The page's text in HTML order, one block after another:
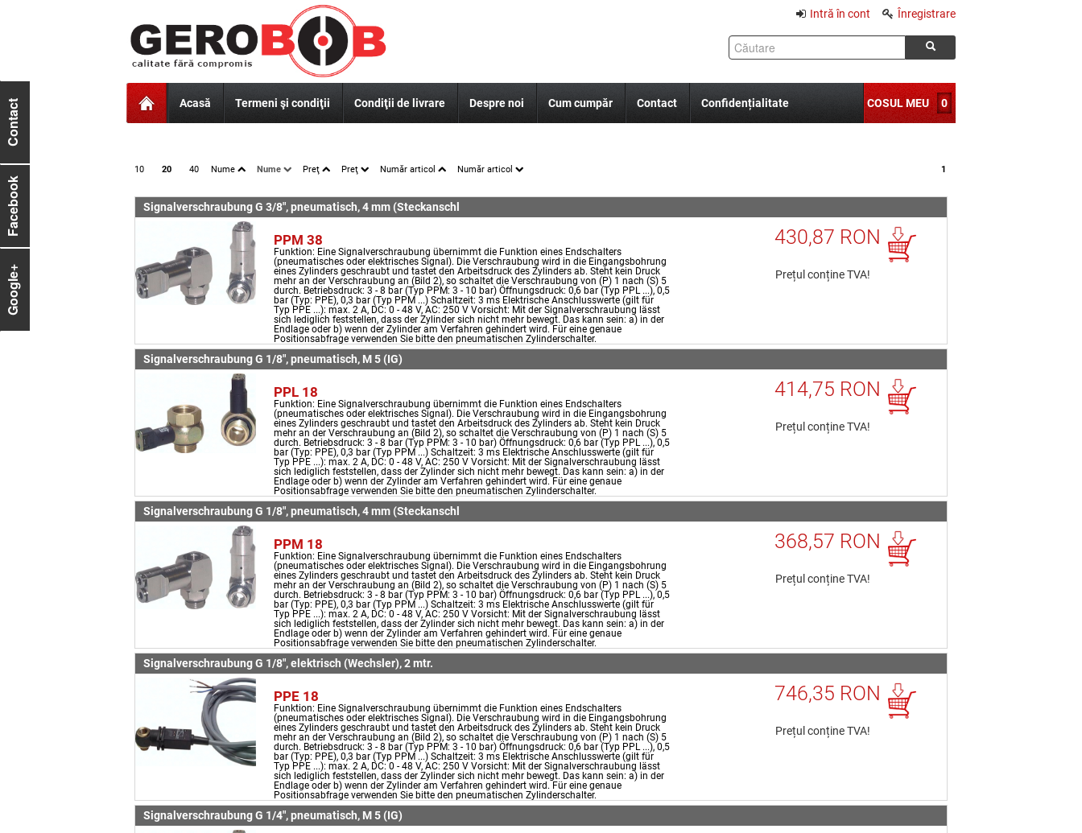
Înregistrare
Intră în cont
Acasă Termeni şi condiţii Condiţii de livrare Despre noi Cum cumpăr Contact Confidențialitate COSUL MEU 0
Contact
Facebook
Google+
1
10 20 40 Nume Nume Preţ Preţ Număr articol Număr articol
Signalverschraubung G 3/8", pneumatisch, 4 mm (Steckanschl
PPM 38
Funktion: Eine Signalverschraubung übernimmt die Funktion eines Endschalters
(pneumatisches oder elektrisches Signal). Die Verschraubung wird in die Eingangsbohrung
eines Zylinders geschraubt und tastet den Arbeitsdruck des Zylinders ab. Steht kein Druck
mehr an der Verschraubung an (Bild 2), so schaltet die Verschraubung von (P) 1 nach (S) 5
durch. Betriebsdruck: 3 - 8 bar (Typ PPM: 3 - 10 bar) Öffnungsdruck: 0,6 bar (Typ PPL ...), 0,5
bar (Typ: PPE), 0,3 bar (Typ PPM ...) Schaltzeit: 3 ms Elektrische Anschlusswerte (gilt für
Typ PPE ...): max. 2 A, DC: 0 - 48 V, AC: 250 V Vorsicht: Mit der Signalverschraubung lässt
sich lediglich feststellen, dass der Zylinder sich nicht mehr bewegt. Das kann sein: a) in der
Endlage oder b) wenn der Zylinder am Verfahren gehindert wird. Für eine genaue
Positionsabfrage verwenden Sie bitte den pneumatischen Zylinderschalter.
430,87 RON
Prețul conține TVA!
Signalverschraubung G 1/8", pneumatisch, M 5 (IG)
PPL 18
Funktion: Eine Signalverschraubung übernimmt die Funktion eines Endschalters
(pneumatisches oder elektrisches Signal). Die Verschraubung wird in die Eingangsbohrung
eines Zylinders geschraubt und tastet den Arbeitsdruck des Zylinders ab. Steht kein Druck
mehr an der Verschraubung an (Bild 2), so schaltet die Verschraubung von (P) 1 nach (S) 5
durch. Betriebsdruck: 3 - 8 bar (Typ PPM: 3 - 10 bar) Öffnungsdruck: 0,6 bar (Typ PPL ...), 0,5
bar (Typ: PPE), 0,3 bar (Typ PPM ...) Schaltzeit: 3 ms Elektrische Anschlusswerte (gilt für
Typ PPE ...): max. 2 A, DC: 0 - 48 V, AC: 250 V Vorsicht: Mit der Signalverschraubung lässt
sich lediglich feststellen, dass der Zylinder sich nicht mehr bewegt. Das kann sein: a) in der
Endlage oder b) wenn der Zylinder am Verfahren gehindert wird. Für eine genaue
Positionsabfrage verwenden Sie bitte den pneumatischen Zylinderschalter.
414,75 RON
Prețul conține TVA!
Signalverschraubung G 1/8", pneumatisch, 4 mm (Steckanschl
PPM 18
Funktion: Eine Signalverschraubung übernimmt die Funktion eines Endschalters
(pneumatisches oder elektrisches Signal). Die Verschraubung wird in die Eingangsbohrung
eines Zylinders geschraubt und tastet den Arbeitsdruck des Zylinders ab. Steht kein Druck
mehr an der Verschraubung an (Bild 2), so schaltet die Verschraubung von (P) 1 nach (S) 5
durch. Betriebsdruck: 3 - 8 bar (Typ PPM: 3 - 10 bar) Öffnungsdruck: 0,6 bar (Typ PPL ...), 0,5
bar (Typ: PPE), 0,3 bar (Typ PPM ...) Schaltzeit: 3 ms Elektrische Anschlusswerte (gilt für
Typ PPE ...): max. 2 A, DC: 0 - 48 V, AC: 250 V Vorsicht: Mit der Signalverschraubung lässt
sich lediglich feststellen, dass der Zylinder sich nicht mehr bewegt. Das kann sein: a) in der
Endlage oder b) wenn der Zylinder am Verfahren gehindert wird. Für eine genaue
Positionsabfrage verwenden Sie bitte den pneumatischen Zylinderschalter.
368,57 RON
Prețul conține TVA!
Signalverschraubung G 1/8", elektrisch (Wechsler), 2 mtr.
PPE 18
Funktion: Eine Signalverschraubung übernimmt die Funktion eines Endschalters
(pneumatisches oder elektrisches Signal). Die Verschraubung wird in die Eingangsbohrung
eines Zylinders geschraubt und tastet den Arbeitsdruck des Zylinders ab. Steht kein Druck
mehr an der Verschraubung an (Bild 2), so schaltet die Verschraubung von (P) 1 nach (S) 5
durch. Betriebsdruck: 3 - 8 bar (Typ PPM: 3 - 10 bar) Öffnungsdruck: 0,6 bar (Typ PPL ...), 0,5
bar (Typ: PPE), 0,3 bar (Typ PPM ...) Schaltzeit: 3 ms Elektrische Anschlusswerte (gilt für
Typ PPE ...): max. 2 A, DC: 0 - 48 V, AC: 250 V Vorsicht: Mit der Signalverschraubung lässt
sich lediglich feststellen, dass der Zylinder sich nicht mehr bewegt. Das kann sein: a) in der
Endlage oder b) wenn der Zylinder am Verfahren gehindert wird. Für eine genaue
Positionsabfrage verwenden Sie bitte den pneumatischen Zylinderschalter.
746,35 RON
Prețul conține TVA!
Signalverschraubung G 1/4", pneumatisch, M 5 (IG)